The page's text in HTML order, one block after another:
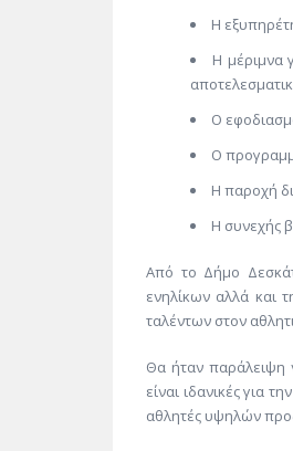
Η
Η μέριμνα
Ο
Ο
Η παροχή
Η συνεχής
Από το Δήμο
ενηλίκων αλλά και
ταλέντων στον
Θα ήταν παράλειψη
είναι ιδανικές για
αθλητές υψηλών